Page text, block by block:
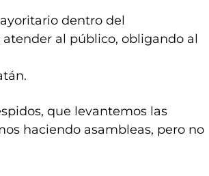
dentro del
al público, obligando al
que levantemos las
haciendo asambleas, pero no